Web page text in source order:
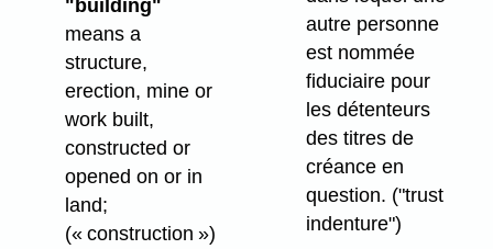
"building"
means a
structure,
erection, mine or
work built,
constructed or
opened on or in
land;
(« construction »)
autre personne
est nommée
fiduciaire pour
les détenteurs
des titres de
créance en
question. ("trust
indenture")